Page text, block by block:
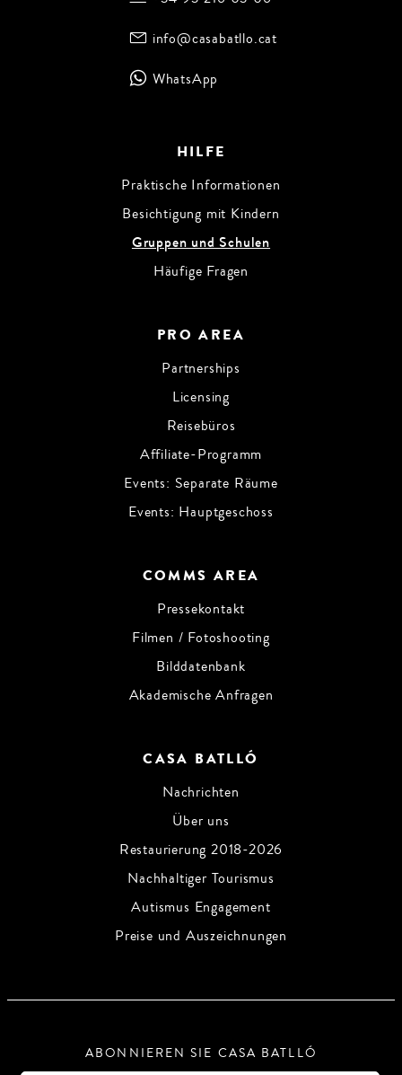
info@casabatllo.cat
WhatsApp
HILFE
Praktische Informationen
Besichtigung mit Kindern
Gruppen und Schulen
Häufige Fragen
PRO AREA
Partnerships
Licensing
Reisebüros
Affiliate-Programm
Events: Separate Räume
Events: Hauptgeschoss
COMMS AREA
Pressekontakt
Filmen / Fotoshooting
Bilddatenbank
Akademische Anfragen
CASA BATLLÓ
Nachrichten
Über uns
Restaurierung 2018-2026
Nachhaltiger Tourismus
Autismus Engagement
Preise und Auszeichnungen
ABONNIEREN SIE CASA BATLLÓ